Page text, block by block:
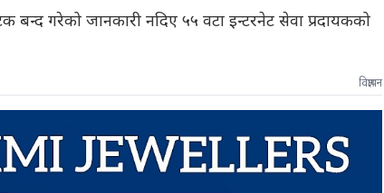
बन्द गरेको जानकारी नदिए ५५ वटा इन्टरनेट सेवा प्रदायकको
विज्ञापन